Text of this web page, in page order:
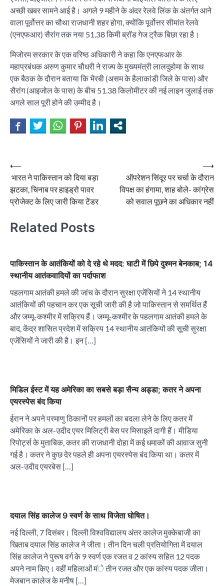
अच्छी खबर सामने आई है। अगले 9 महीने के अंदर रेलवे लिंक के अंतर्गत आने
वाला पूर्वोत्तर का चौथा राजधानी शहर होगा, क्योंकि पूर्वोत्तर सीमांत रेलवे
(एनएफआर) सैरांग तक नया 51.38 किमी ब्रॉड गेज ट्रैक बिछा रहा है।
मिजोरम सरकार के एक वरिष्ठ अधिकारी ने कहा कि एनएफआर के
महाप्रबंधक अरुण कुमार चौधरी ने राज्य के मुख्यमंत्री लालदुहोमा के साथ
एक बैठक के दौरान बताया कि भैरबी (असम के हैलाकांडी जिले के पास) और
सैरांग (आइजोल के पास) के बीच 51.38 किलोमीटर की नई लाइन जुलाई तक
अगले साल पूरी होने की उम्मीद है।
Post
navigation
⟵
भारत ने पाकिस्तान को दिया बड़ा
झटका, चिनाब पर हाइड्रो पावर
प्रोजेक्ट के लिए जारी किया टेंडर
ऑपरेशन सिंदूर पर चर्चा के दौरान
विपक्ष का हंगामा, शाह बोले- कांग्रेस
को सवाल पूछने का अधिकार नहीं
⟶
Related Posts
पाकिस्तान के आतंकियों को दे रहे थे मदद: घाटी में छिपे दुश्मन बेनकाब; 14
स्थानीय आतंकवादियों का पर्दाफाश
पहलगाम आतंकी हमले की जांच के दौरान सुरक्षा एजेंसियों ने 14 स्थानीय
आतंकियों की पहचान कर एक सूची जारी की है जो पाकिस्तान से समर्थित हैं
और जम्मू-कश्मीर में सक्रिय हैं। जम्मू-कश्मीर के पहलगाम आतंकी हमले के
बाद, केंद्र शासित प्रदेश में सक्रिय 14 स्थानीय आतंकियों की सूची सुरक्षा
एजेंसियों ने जारी की है। इन […]
मिडिल ईस्ट में यह अमेरिका का सबसे बड़ा सैन्य अड्डा; कतर ने अपना
एयरस्पेस बंद किया
ईरान ने अपने परमाणु ठिकानों पर हमलों का बदला लेने के लिए कतर में
अमेरिका के अल-उदीद एयर मिलिट्री बेस पर मिसाइलें दागी हैं। मीडिया
रिपोर्ट्स के मुताबिक, कतर की राजधानी दोहा में कई धमाकों की आवाज सुनी
गई है। कतर ने कुछ देर पहले ही अपना एयरस्पेस बंद किया था। कतर में
अल-उदीद एयरबेस […]
दयाल सिंह कालेज 9 स्वर्ण के साथ विजेता घोषित।
नई दिल्ली, 7 दिसंबर। दिल्ली विश्वविद्यालय अंतर कालेज मुक्केबाजी का
खिताब दयाल सिंह कालेज ने जीता। तीन दिन चली प्रतियोगिता में दयाल
सिंह कालेज ने पुरूष वर्ग के 9 स्वर्ण एक रजत व 2 कांस्य सहित 12 पदक
अपने नाम किए। वहीं महिलाओं मंे तीन रजत और एक कांस्य पदक जीता।
मेजबान कालेज के मनीष […]